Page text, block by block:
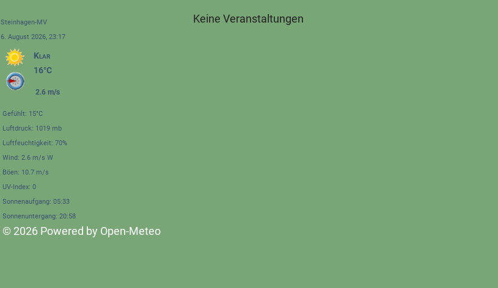
Steinhagen-MV
6. August 2026, 23:17
Klar
16°C
2.6 m/s
Gefühlt: 15°C
Luftdruck: 1019 mb
Luftfeuchtigkeit: 70%
Wind: 2.6 m/s W
Böen: 10.7 m/s
UV-Index: 0
Sonnenaufgang: 05:33
Sonnenuntergang: 20:58
© 2026 Powered by Open-Meteo
Keine Veranstaltungen